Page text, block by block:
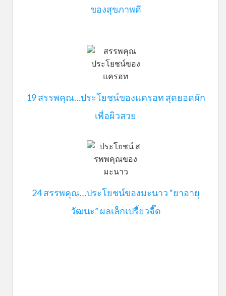
ของสุขภาพดี
19 สรรพคุณ…ประโยชน์ของแครอท สุดยอดผัก
เพื่อผิวสวย
24 สรรพคุณ…ประโยชน์ของมะนาว “ยาอายุ
วัฒนะ” ผลเล็กเปรี้ยวจี๊ด